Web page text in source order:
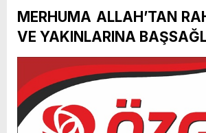
MERHUMA ALLAH’TAN
VE YAKINLARINA